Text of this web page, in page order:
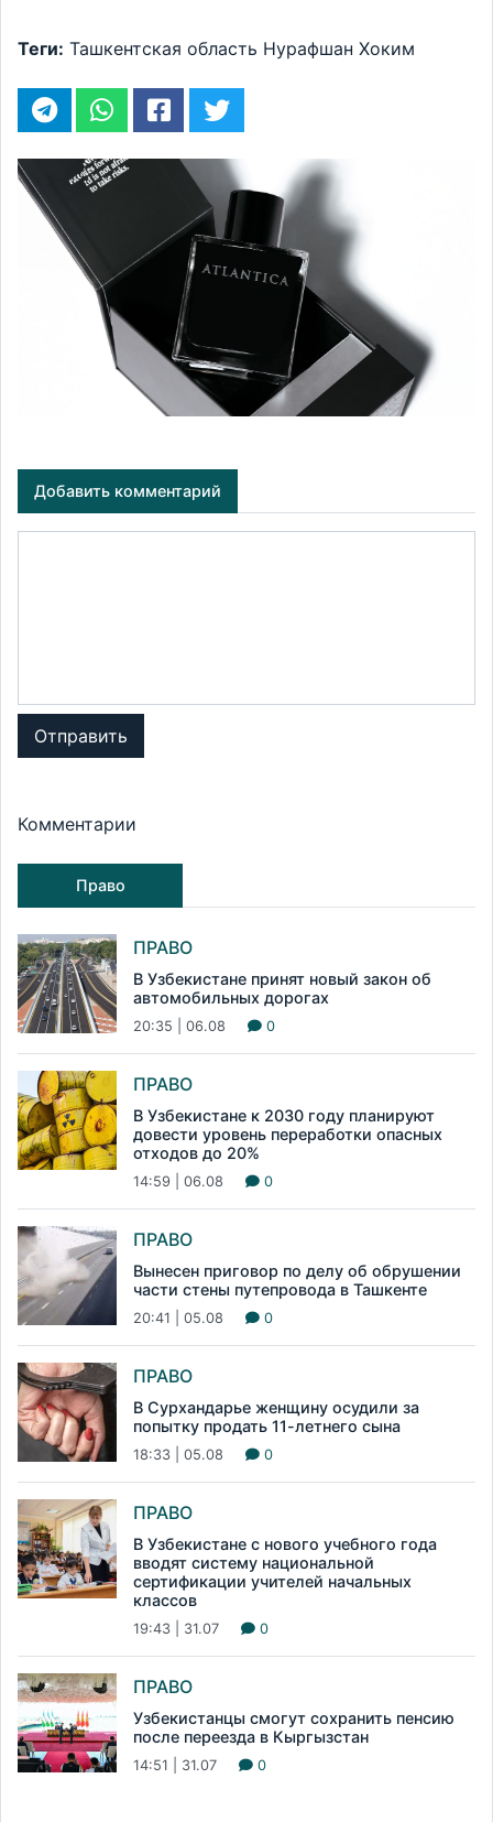
Теги: Ташкентская область Нурафшан Хоким
Добавить комментарий
Отправить
Комментарии
Право
ПРАВО
В Узбекистане принят новый закон об
автомобильных дорогах
20:35 | 06.08 0
ПРАВО
В Узбекистане к 2030 году планируют
довести уровень переработки опасных
отходов до 20%
14:59 | 06.08 0
ПРАВО
Вынесен приговор по делу об обрушении
части стены путепровода в Ташкенте
20:41 | 05.08 0
ПРАВО
В Сурхандарье женщину осудили за
попытку продать 11-летнего сына
18:33 | 05.08 0
ПРАВО
В Узбекистане с нового учебного года
вводят систему национальной
сертификации учителей начальных
классов
19:43 | 31.07 0
ПРАВО
Узбекистанцы смогут сохранить пенсию
после переезда в Кыргызстан
14:51 | 31.07 0